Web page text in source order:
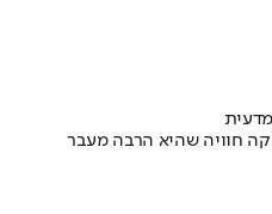
חוויה שהיא הרבה מעבר